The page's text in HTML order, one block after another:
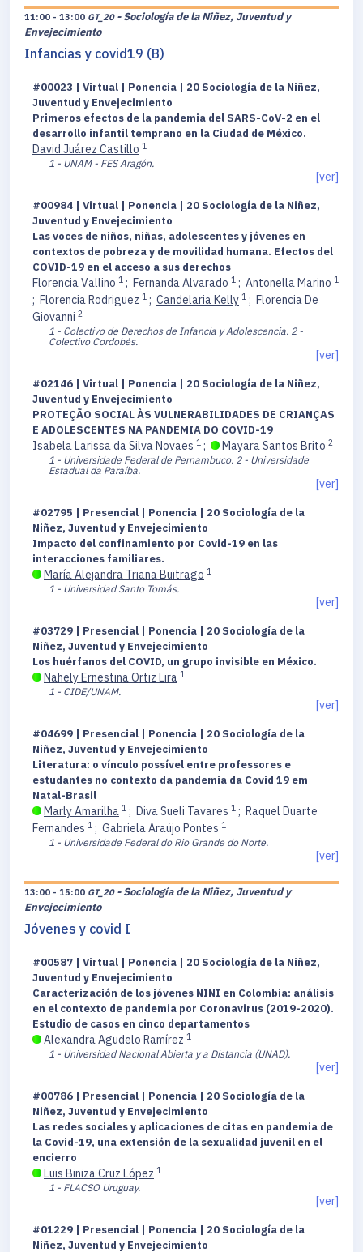
11:00 - 13:00 GT_20 - Sociología de la Niñez, Juventud y
Envejecimiento
Infancias y covid19 (B)
#00023 | Virtual | Ponencia | 20 Sociología de la Niñez,
Juventud y Envejecimiento
Primeros efectos de la pandemia del SARS-CoV-2 en el
desarrollo infantil temprano en la Ciudad de México.
David Juárez Castillo 1
1 - UNAM - FES Aragón.
[ver]
#00984 | Virtual | Ponencia | 20 Sociología de la Niñez,
Juventud y Envejecimiento
Las voces de niños, niñas, adolescentes y jóvenes en
contextos de pobreza y de movilidad humana. Efectos del
COVID-19 en el acceso a sus derechos
Florencia Vallino 1 ; Fernanda Alvarado 1 ; Antonella Marino 1
; Florencia Rodriguez 1 ; Candelaria Kelly 1 ; Florencia De
Giovanni 2
1 - Colectivo de Derechos de Infancia y Adolescencia. 2 -
Colectivo Cordobés.
[ver]
#02146 | Virtual | Ponencia | 20 Sociología de la Niñez,
Juventud y Envejecimiento
PROTEÇÃO SOCIAL ÀS VULNERABILIDADES DE CRIANÇAS
E ADOLESCENTES NA PANDEMIA DO COVID-19
Isabela Larissa da Silva Novaes 1 ; Mayara Santos Brito 2
1 - Universidade Federal de Pernambuco. 2 - Universidade
Estadual da Paraíba.
[ver]
#02795 | Presencial | Ponencia | 20 Sociología de la
Niñez, Juventud y Envejecimiento
Impacto del confinamiento por Covid-19 en las
interacciones familiares.
María Alejandra Triana Buitrago 1
1 - Universidad Santo Tomás.
[ver]
#03729 | Presencial | Ponencia | 20 Sociología de la
Niñez, Juventud y Envejecimiento
Los huérfanos del COVID, un grupo invisible en México.
Nahely Ernestina Ortiz Lira 1
1 - CIDE/UNAM.
[ver]
#04699 | Presencial | Ponencia | 20 Sociología de la
Niñez, Juventud y Envejecimiento
Literatura: o vínculo possível entre professores e
estudantes no contexto da pandemia da Covid 19 em
Natal-Brasil
Marly Amarilha 1 ; Diva Sueli Tavares 1 ; Raquel Duarte
Fernandes 1 ; Gabriela Araújo Pontes 1
1 - Universidade Federal do Rio Grande do Norte.
[ver]
13:00 - 15:00 GT_20 - Sociología de la Niñez, Juventud y
Envejecimiento
Jóvenes y covid I
#00587 | Virtual | Ponencia | 20 Sociología de la Niñez,
Juventud y Envejecimiento
Caracterización de los jóvenes NINI en Colombia: análisis
en el contexto de pandemia por Coronavirus (2019-2020).
Estudio de casos en cinco departamentos
Alexandra Agudelo Ramírez 1
1 - Universidad Nacional Abierta y a Distancia (UNAD).
[ver]
#00786 | Presencial | Ponencia | 20 Sociología de la
Niñez, Juventud y Envejecimiento
Las redes sociales y aplicaciones de citas en pandemia de
la Covid-19, una extensión de la sexualidad juvenil en el
encierro
Luis Biniza Cruz López 1
1 - FLACSO Uruguay.
[ver]
#01229 | Presencial | Ponencia | 20 Sociología de la
Niñez, Juventud y Envejecimiento